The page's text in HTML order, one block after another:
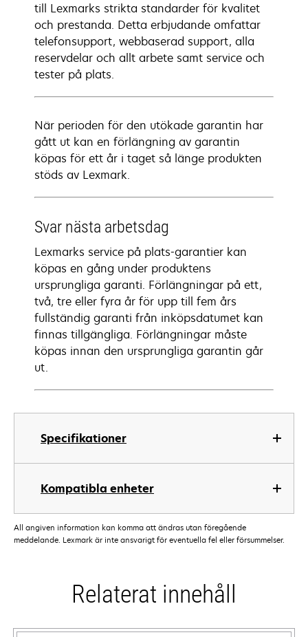
Specifikationer
Kompatibla enheter
till Lexmarks strikta standarder för kvalitet
och prestanda. Detta erbjudande omfattar
telefonsupport, webbaserad support, alla
reservdelar och allt arbete samt service och
tester på plats.
När perioden för den utökade garantin har
gått ut kan en förlängning av garantin
köpas för ett år i taget så länge produkten
stöds av Lexmark.
Svar nästa arbetsdag
Lexmarks service på plats-garantier kan
köpas en gång under produktens
ursprungliga garanti. Förlängningar på ett,
två, tre eller fyra år för upp till fem års
fullständig garanti från inköpsdatumet kan
finnas tillgängliga. Förlängningar måste
köpas innan den ursprungliga garantin går
ut.
All angiven information kan komma att ändras utan föregående
meddelande. Lexmark är inte ansvarigt för eventuella fel eller försummelser.
Relaterat innehåll